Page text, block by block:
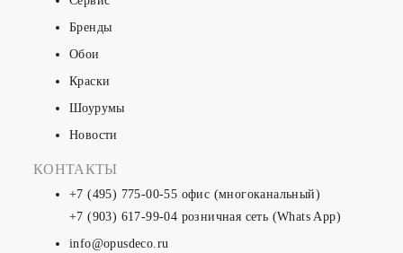
Бренды
Обои
Краски
Шоурумы
Новости
КОНТАКТЫ
+7 (495) 775-00-55 офис (многоканальный)
+7 (903) 617-99-04 розничная сеть (Whats App)
info@opusdeco.ru